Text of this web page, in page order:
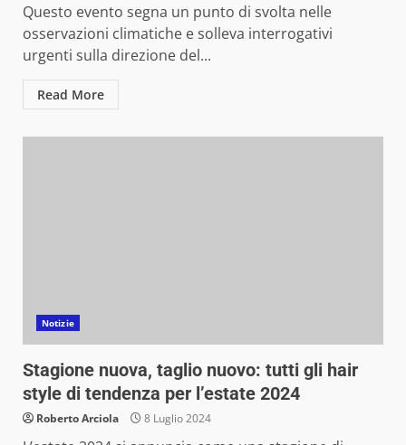
Questo evento segna un punto di svolta nelle
osservazioni climatiche e solleva interrogativi
urgenti sulla direzione del...
Read More
Notizie
Stagione nuova, taglio nuovo: tutti gli hair
style di tendenza per l’estate 2024
Roberto Arciola 8 Luglio 2024